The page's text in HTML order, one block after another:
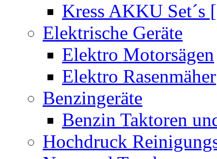
Kress AKKU Set´s
Elektrische Geräte
Elektro Motorsägen
Elektro Rasenmäher
Benzingeräte
Benzin Taktoren
Hochdruck